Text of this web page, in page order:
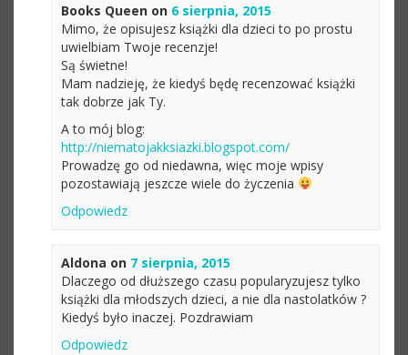
Books Queenon 6 sierpnia, 2015
Mimo, że opisujesz książki dla dzieci to po prostu
uwielbiam Twoje recenzje!
Są świetne!
Mam nadzieję, że kiedyś będę recenzować książki
tak dobrze jak Ty.
A to mój blog:
http://niematojakksiazki.blogspot.com/
Prowadzę go od niedawna, więc moje wpisy
pozostawiają jeszcze wiele do życzenia
Odpowiedz
Aldona on 7 sierpnia, 2015
Dlaczego od dłuższego czasu popularyzujesz tylko
książki dla młodszych dzieci, a nie dla nastolatków ?
Kiedyś było inaczej. Pozdrawiam
Odpowiedz